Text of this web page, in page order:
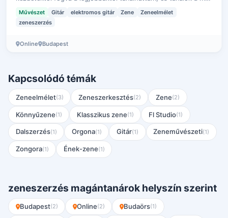
Művészet Gitár elektromos gitár Zene
Zeneelmélet
zeneszerzés
Online Budapest
Kapcsolódó témák
Zeneelmélet(3) Zeneszerkesztés(2) Zene(2)
Könnyűzene(1) Klasszikus zene(1) Fl Studio(1)
Dalszerzés(1) Orgona(1) Gitár(1) Zeneművészeti(1)
Zongora(1) Ének-zene(1)
zeneszerzés magántanárok helyszín szerint
Budapest(2) Online(2) Budaörs(1)